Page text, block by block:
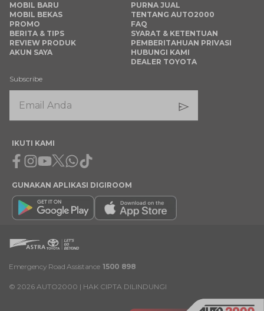
MOBIL BARU
MOBIL BEKAS
PROMO
BERITA & TIPS
REVIEW PRODUK
AKUN SAYA
PURNA JUAL
TENTANG AUTO2000
FAQ
SYARAT & KETENTUAN
PEMBERITAHUAN PRIVASI
HUBUNGI KAMI
DEALER TOYOTA
Subscribe
IKUTI KAMI
Facebook
Instagram
Youtube
X Whatsapp
Tiktok
GUNAKAN APLIKASI DIGIROOM
Emergency Road Assistance 1500 898
© 2026 AUTO2000 | HAK CIPTA DILINDUNGI